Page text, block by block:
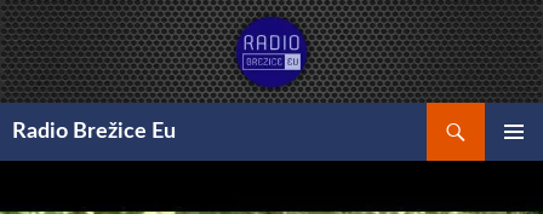
Preskoči
na
vsebino
Radio Brežice Eu